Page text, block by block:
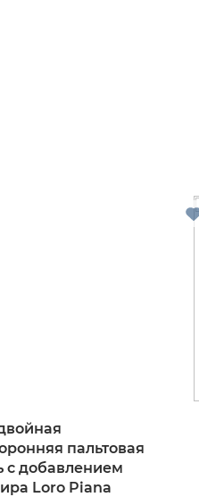
пальтовая
с добавлением
Loro Piana